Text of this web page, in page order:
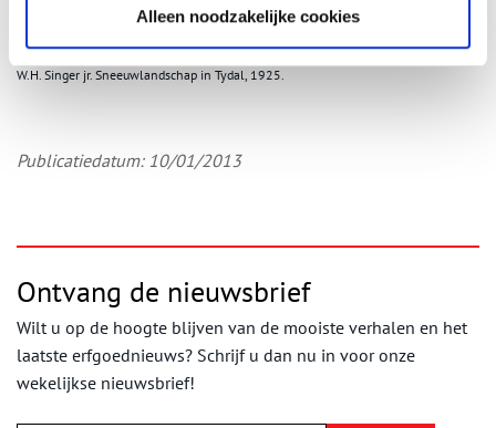
Alleen noodzakelijke cookies
W.H. Singer jr. Sneeuwlandschap in Tydal, 1925.
Publicatiedatum: 10/01/2013
Ontvang de nieuwsbrief
Wilt u op de hoogte blijven van de mooiste verhalen en het
laatste erfgoednieuws? Schrijf u dan nu in voor onze
wekelijkse nieuwsbrief!